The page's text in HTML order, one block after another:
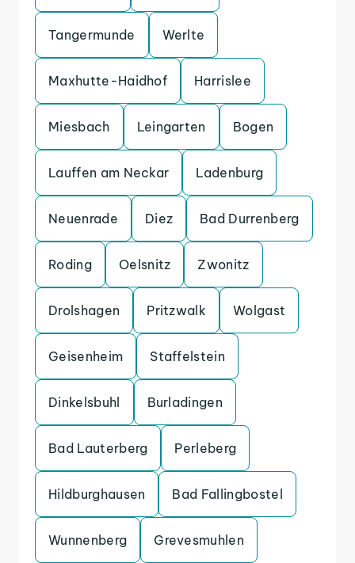
Tangermunde Werlte
Maxhutte-Haidhof Harrislee
Miesbach Leingarten Bogen
Lauffen am Neckar Ladenburg
Neuenrade Diez Bad Durrenberg
Roding Oelsnitz Zwonitz
Drolshagen Pritzwalk Wolgast
Geisenheim Staffelstein
Dinkelsbuhl Burladingen
Bad Lauterberg Perleberg
Hildburghausen Bad Fallingbostel
Wunnenberg Grevesmuhlen